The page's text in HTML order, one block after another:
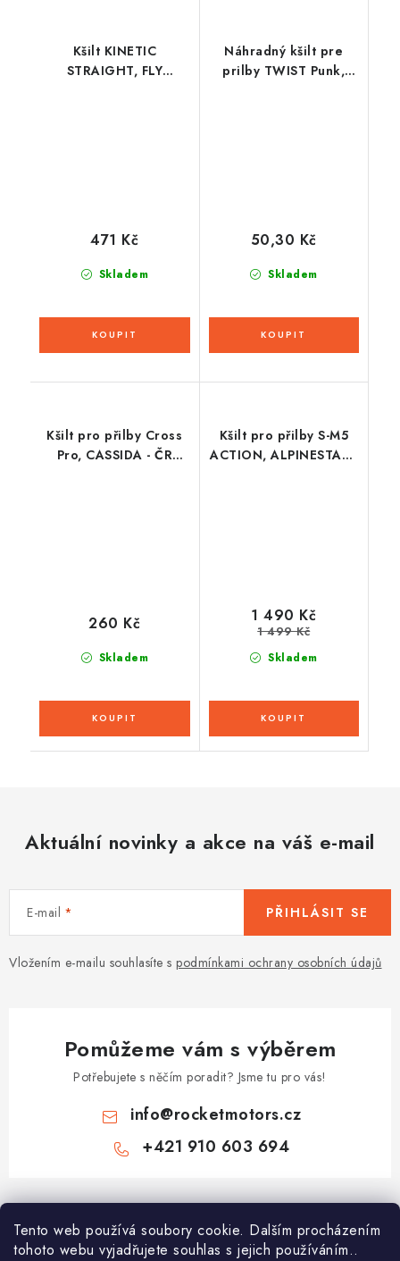
Tento web používá soubory cookie. Dalším procházením
tohoto webu vyjadřujete souhlas s jejich používáním..
Kšilt KINETIC
STRAIGHT, FLY
Skladem
471 Kč
Náhradný kšilt pre
prilby TWIST Punk,
Skladem
50,30 Kč
Kšilt pro přilby Cross
Pro, CASSIDA - ČR
Skladem
260 Kč
Kšilt pro přilby S-M5
ACTION, ALPINESTARS
Skladem
1 490 Kč
1 499 Kč
Aktuální novinky a akce na váš e-mail
E-mail
Vložením e-mailu souhlasíte s podmínkami ochrany osobních údajů
PŘIHLÁSIT SE
Pomůžeme vám s výběrem
Potřebujete s něčím poradit? Jsme tu pro vás!
info@rocketmotors.cz
+421 910 603 694
Z
á
Najdete nás